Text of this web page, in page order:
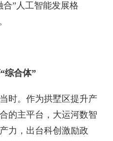
”人工智能发展格
综合体”
时。作为拱墅区提升产
的主平台，大运河数智
力，出台科创激励政